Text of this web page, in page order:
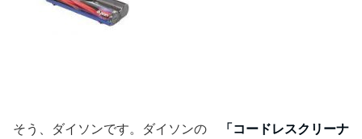
そう、ダイソンです。ダイソンの 「コードレスクリーナ